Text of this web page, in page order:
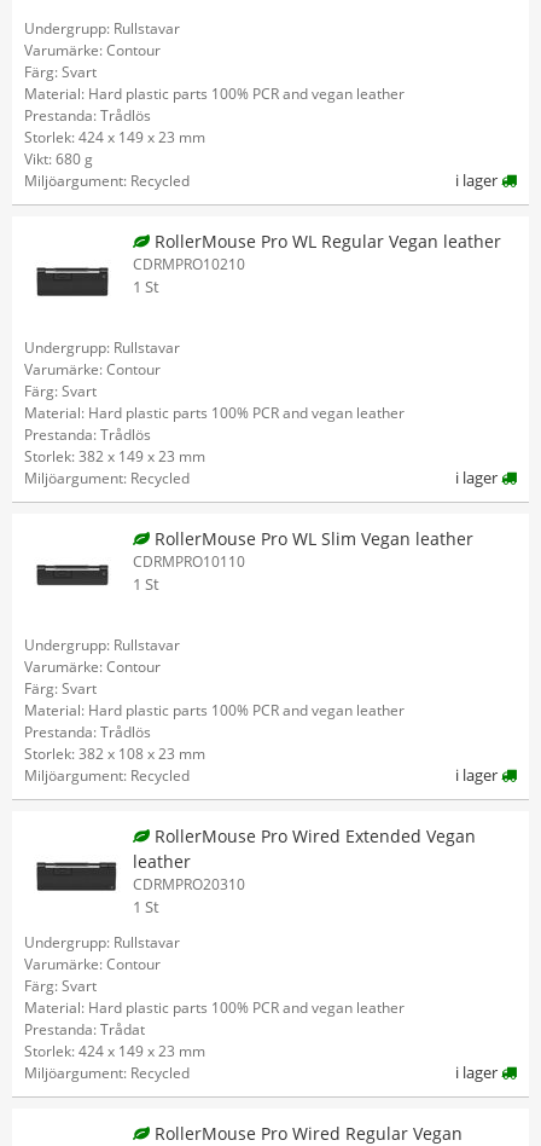
Undergrupp: Rullstavar
Varumärke: Contour
Färg: Svart
Material: Hard plastic parts 100% PCR and vegan leather
Prestanda: Trådlös
Storlek: 424 x 149 x 23 mm
Vikt: 680 g
Miljöargument: Recycled
i lager
RollerMouse Pro WL Regular Vegan leather
CDRMPRO10210
1 St
Undergrupp: Rullstavar
Varumärke: Contour
Färg: Svart
Material: Hard plastic parts 100% PCR and vegan leather
Prestanda: Trådlös
Storlek: 382 x 149 x 23 mm
Miljöargument: Recycled
i lager
RollerMouse Pro WL Slim Vegan leather
CDRMPRO10110
1 St
Undergrupp: Rullstavar
Varumärke: Contour
Färg: Svart
Material: Hard plastic parts 100% PCR and vegan leather
Prestanda: Trådlös
Storlek: 382 x 108 x 23 mm
Miljöargument: Recycled
i lager
RollerMouse Pro Wired Extended Vegan
leather
CDRMPRO20310
1 St
Undergrupp: Rullstavar
Varumärke: Contour
Färg: Svart
Material: Hard plastic parts 100% PCR and vegan leather
Prestanda: Trådat
Storlek: 424 x 149 x 23 mm
Miljöargument: Recycled
i lager
RollerMouse Pro Wired Regular Vegan